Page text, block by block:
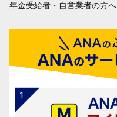
年金受給者・自営業者の方へ